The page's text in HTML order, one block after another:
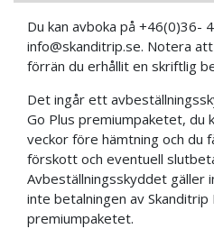
Du kan avboka på +46(0)36-
info@skanditrip.se. Notera
förrän du erhållit en skriftlig
Det ingår ett
Go Plus premiumpaketet, du
veckor före hämtning och du
förskott och eventuell
Avbeställningsskyddet gäller
inte betalningen av
premiumpaketet.